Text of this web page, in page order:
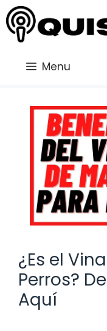
Saltar
al
contenido
Menu
¿Es el
Perros?
Aquí